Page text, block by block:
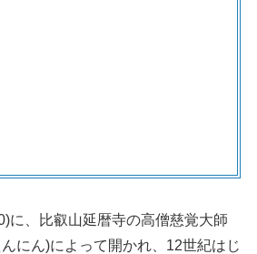
に、比叡山延暦寺の高僧慈覚大師
にん)によって開かれ、12世紀はじ